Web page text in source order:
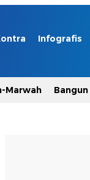
Infografis
Marwah